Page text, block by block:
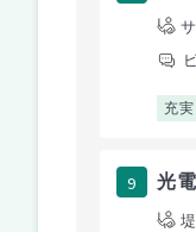
充実
9 光